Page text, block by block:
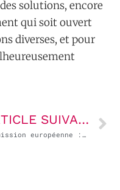
solutions, encore
qui soit ouvert
diverses, et pour
ARTICLE SUIVANT
Commission européenne : Emmanuel Macron cède encore devant Ursula von der Leyen et l’Allemagne